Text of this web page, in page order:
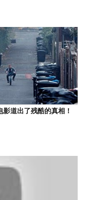
影道出了残酷的真相！